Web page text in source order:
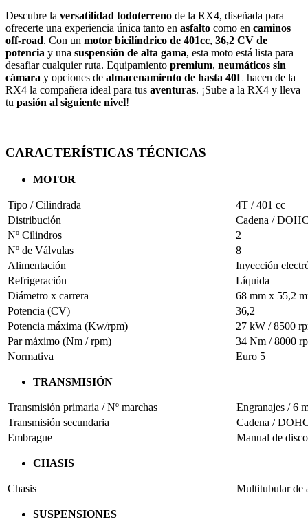
Descubre la versatilidad todoterreno de la RX4, diseñada para
ofrecerte una experiencia única tanto en asfalto como en caminos
off-road. Con un motor bicilíndrico de 401cc, 36,2 CV de
potencia y una suspensión de alta gama, esta moto está lista para
desafiar cualquier ruta. Equipamiento premium, neumáticos sin
cámara y opciones de almacenamiento de hasta 40L hacen de la
RX4 la compañera ideal para tus aventuras. ¡Sube a la RX4 y lleva
tu pasión al siguiente nivel!
CARACTERÍSTICAS TÉCNICAS
MOTOR
Tipo / Cilindrada
4T / 401 cc
Distribución
Cadena /
Nº Cilindros
2
Nº de Válvulas
8
Alimentación
Inyección
Refrigeración
Líquida
Diámetro x carrera
68 mm x 55,2
Potencia (CV)
36,2
Potencia máxima (Kw/rpm)
27 kW / 8500
Par máximo (Nm / rpm)
34 Nm / 8000
Normativa
Euro 5
TRANSMISIÓN
Transmisión primaria / Nº marchas
Engranajes / 6
Transmisión secundaria
Cadena /
Embrague
Manual de
CHASIS
Chasis Multitubular de
SUSPENSIONES